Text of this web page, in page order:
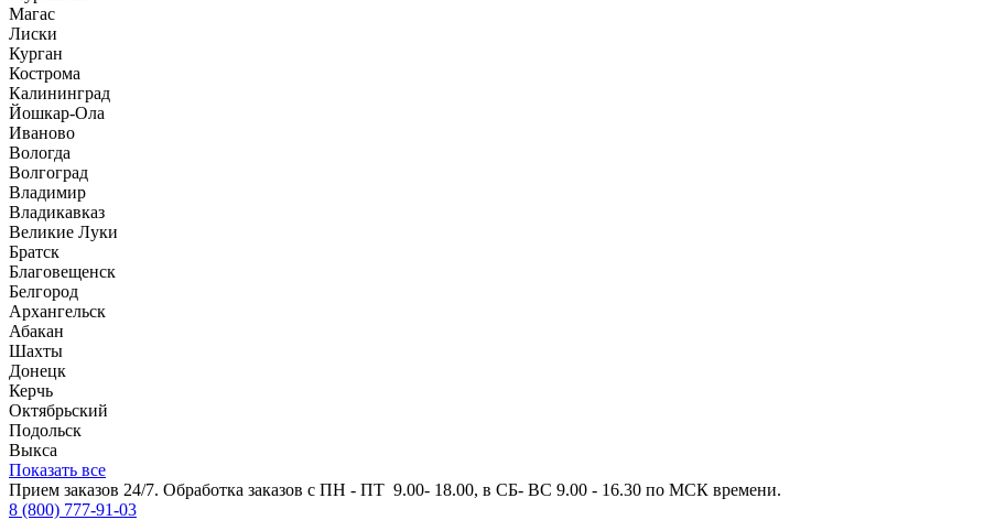
Магас
Лиски
Курган
Кострома
Калининград
Йошкар-Ола
Иваново
Вологда
Волгоград
Владимир
Владикавказ
Великие Луки
Братск
Благовещенск
Белгород
Архангельск
Абакан
Шахты
Донецк
Керчь
Октябрьский
Подольск
Выкса
Показать все
Прием заказов 24/7. Обработка заказов с ПН - ПТ 9.00- 18.00, в СБ- ВС 9.00 - 16.30 по МСК времени.
8 (800) 777-91-03